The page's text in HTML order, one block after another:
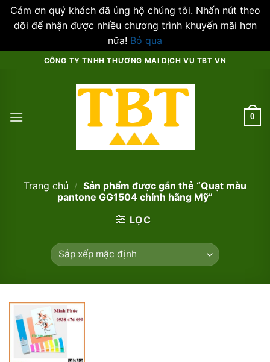
Cám ơn quý khách đã ủng hộ chúng tôi. Nhấn nút theo
dõi để nhận được nhiều chương trình khuyến mãi hơn
nữa! Bỏ qua
CÔNG TY TNHH THƯƠNG MẠI DỊCH VỤ TBT VN
0
Trang chủ / Sản phẩm được gắn thẻ “Quạt màu
pantone GG1504 chính hãng Mỹ”
LỌC